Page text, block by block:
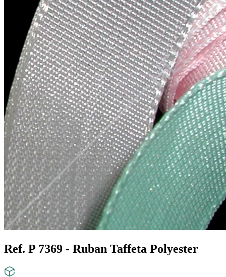
Ref. P 7369 - Ruban Taffeta Polyester